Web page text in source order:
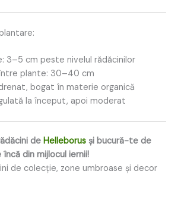
3–5 cm peste nivelul rădăcinilor
plante: 30–40 cm
bogat în materie organică
la început, apoi moderat
de Helleborus și bucură-te de
din mijlocul iernii!
de colecție, zone umbroase și decor